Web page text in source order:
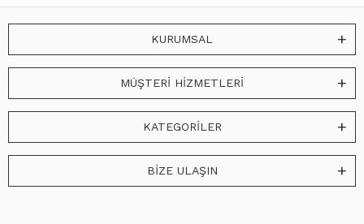
KURUMSAL
MÜŞTERİ HİZMETLERİ
KATEGORİLER
BİZE ULAŞIN